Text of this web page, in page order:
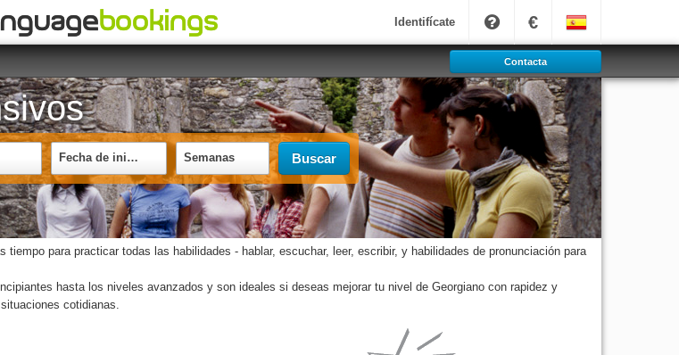
Identifícate €
Contacta
Fecha de inicio Semanas Buscar
para practicar todas las habilidades - hablar, escuchar, leer, escribir, y habilidades de pronunciación para
hasta los niveles avanzados y son ideales si deseas mejorar tu nivel de Georgiano con rapidez y
cotidianas.